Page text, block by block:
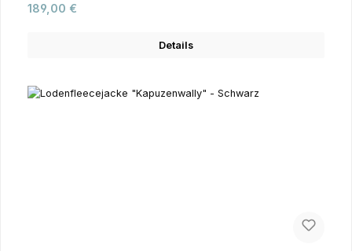
Regulärer Preis:
189,00 €
Details